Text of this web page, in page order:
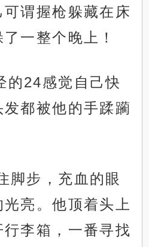
谓握枪躲藏在床
一整个晚上！
的24感觉自己快
都被他的手蹂躏
脚步，充血的眼
亮。他顶着头上
李箱，一番寻找